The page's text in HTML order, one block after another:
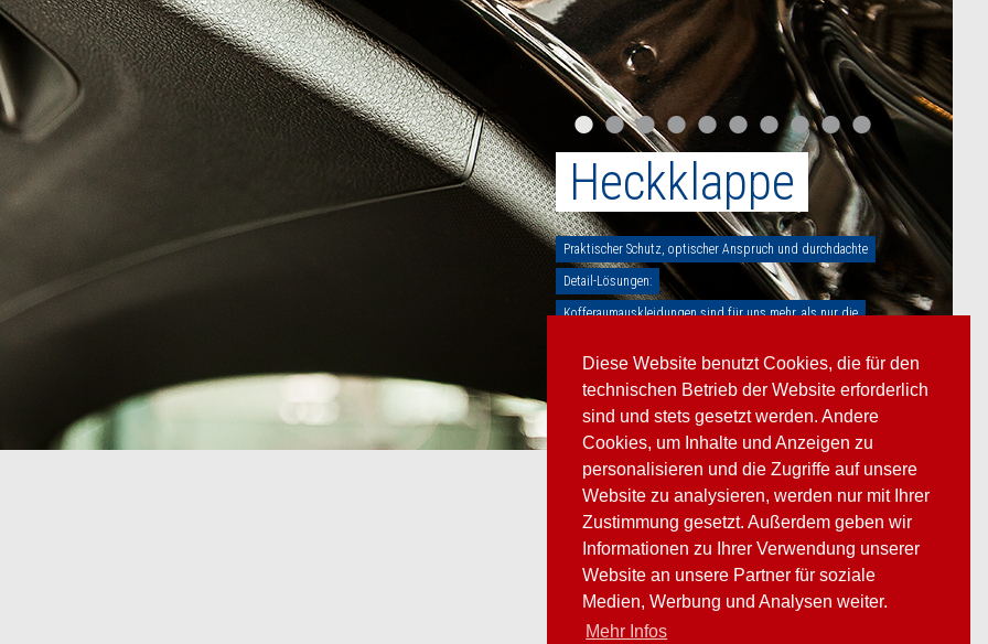
Diese Website benutzt Cookies, die für den
technischen Betrieb der Website erforderlich
sind und stets gesetzt werden. Andere
Cookies, um Inhalte und Anzeigen zu
personalisieren und die Zugriffe auf unsere
Website zu analysieren, werden nur mit Ihrer
Zustimmung gesetzt. Außerdem geben wir
Informationen zu Ihrer Verwendung unserer
Website an unsere Partner für soziale
Medien, Werbung und Analysen weiter.
Mehr Infos
Heckklappe
Praktischer Schutz, optischer Anspruch und durchdachte
Detail-Lösungen:
Kofferaumauskleidungen sind für uns mehr, als nur die
Heckklappe
Praktischer Schutz, optischer Anspruch und durchdachte
Detail-Lösungen:
Kofferaumauskleidungen sind für uns mehr, als nur die
••••••••••